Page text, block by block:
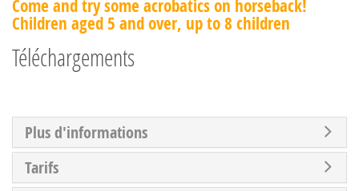
Come and try some acrobatics on horseback!
Children aged 5 and over, up to 8 children
Téléchargements
Plus d'informations
Tarifs